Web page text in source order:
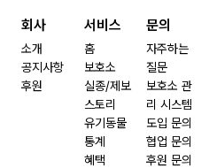
회사
소개
공지사항
후원
서비스
홈
보호소
실종/제보
스토리
유기동물
통계
혜택
문의
자주하는
질문
보호소 관
리 시스템
도입 문의
협업 문의
후원 문의